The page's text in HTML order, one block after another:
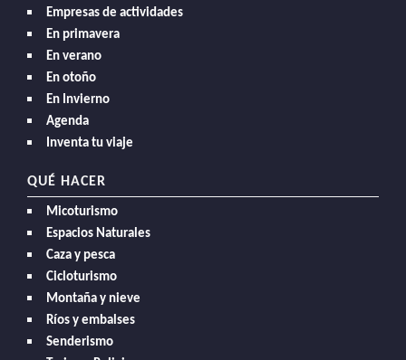
Empresas de actividades
En primavera
En verano
En otoño
En Invierno
Agenda
Inventa tu viaje
QUÉ HACER
Micoturismo
Espacios Naturales
Caza y pesca
Cicloturismo
Montaña y nieve
Ríos y embalses
Senderismo